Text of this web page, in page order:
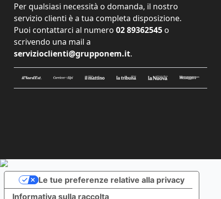
Per qualsiasi necessità o domanda, il nostro
servizio clienti è a tua completa disposizione.
Puoi contattarci al numero 02 89362545 o
scrivendo una mail a
servizioclienti@grupponem.it.
Informativa sulla raccolta
Le tue preferenze relative alla privacy